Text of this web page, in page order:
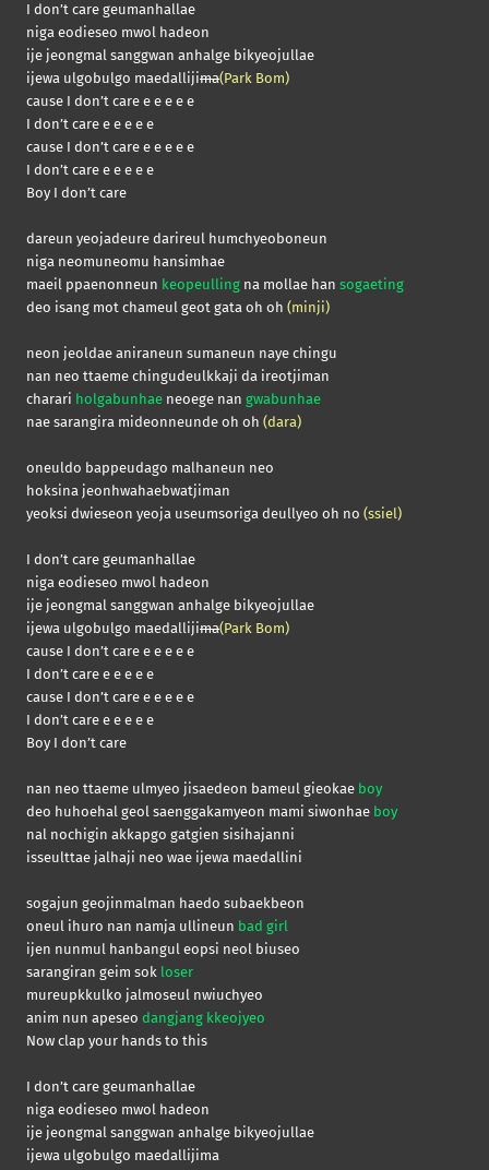
I don’t care geumanhallae
niga eodieseo mwol hadeon
ije jeongmal sanggwan anhalge bikyeojullae
ijewa ulgobulgo maedallijima(Park Bom)
cause I don’t care e e e e e
I don’t care e e e e e
cause I don’t care e e e e e
I don’t care e e e e e
Boy I don’t care​
dareun yeojadeure darireul humchyeoboneun
niga neomuneomu hansimhae
maeil ppaenonneun keopeulling na mollae han sogaeting
deo isang mot chameul geot gata oh oh (minji)
neon jeoldae aniraneun sumaneun naye chingu
nan neo ttaeme chingudeulkkaji da ireotjiman
charari holgabunhae neoege nan gwabunhae
nae sarangira mideonneunde oh oh (dara)
oneuldo bappeudago malhaneun neo
hoksina jeonhwahaebwatjiman
yeoksi dwieseon yeoja useumsoriga deullyeo oh no (ssiel)
I don’t care geumanhallae
niga eodieseo mwol hadeon
ije jeongmal sanggwan anhalge bikyeojullae
ijewa ulgobulgo maedallijima(Park Bom)
cause I don’t care e e e e e
I don’t care e e e e e
cause I don’t care e e e e e
I don’t care e e e e e
Boy I don’t care
nan neo ttaeme ulmyeo jisaedeon bameul gieokae boy
deo huhoehal geol saenggakamyeon mami siwonhae boy
nal nochigin akkapgo gatgien sisihajanni
isseulttae jalhaji neo wae ijewa maedallini
sogajun geojinmalman haedo subaekbeon
oneul ihuro nan namja ullineun bad girl
ijen nunmul hanbangul eopsi neol biuseo
sarangiran geim sok loser
mureupkkulko jalmoseul nwiuchyeo
anim nun apeseo dangjang kkeojyeo
Now clap your hands to this
I don’t care geumanhallae
niga eodieseo mwol hadeon
ije jeongmal sanggwan anhalge bikyeojullae
ijewa ulgobulgo maedallijima